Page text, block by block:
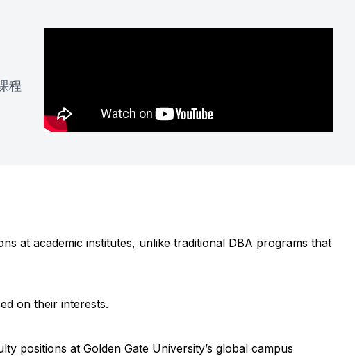
程
at academic institutes, unlike traditional DBA programs that
on their interests.
positions at Golden Gate University’s global campus